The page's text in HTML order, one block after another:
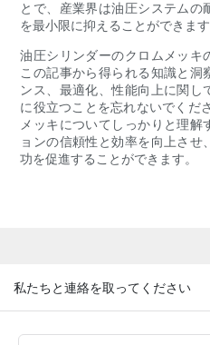
とで、産業界は油圧システムの
を最小限に抑えることができます
油圧シリンダーのクロムメッキ
この記事から得られる知識と洞
ンス、最適化、性能向上に関
に役立つことを忘れないでくだ
メッキについてしっかりと理
ョンの信頼性と効率を向上さ
功を促進することができます。
私たちと連絡を取ってください